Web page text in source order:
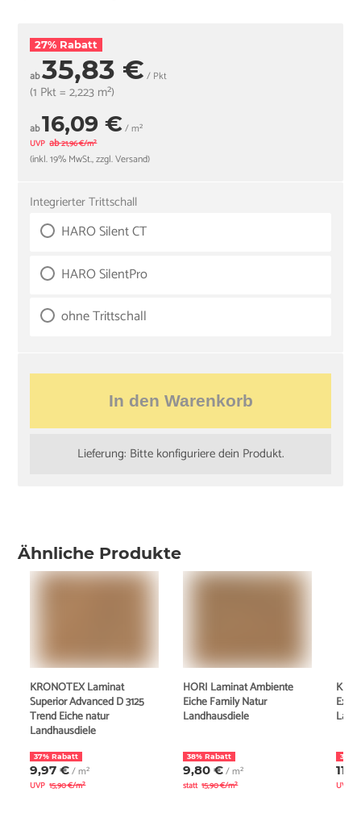
27% Rabatt
ab35,83 € / Pkt
(1 Pkt = 2,223 m²)
ab16,09 €/ m²
UVP ab21,96 €/m²
(inkl. 19% MwSt., zzgl. Versand)
Integrierter Trittschall
HARO Silent CT
HARO SilentPro
ohne Trittschall
In den Warenkorb
Lieferung: Bitte konfiguriere dein Produkt.
Ähnliche Produkte
KRONOTEX Laminat
Superior Advanced D 3125
Trend Eiche natur
Landhausdiele
37% Rabatt
9,97 €/ m²
UVP 15,90 €/m²
HORI Laminat Ambiente
Eiche Family Natur
Landhausdiele
38% Rabatt
9,80 €/ m²
statt 15,90 €/m²
30%
UVP